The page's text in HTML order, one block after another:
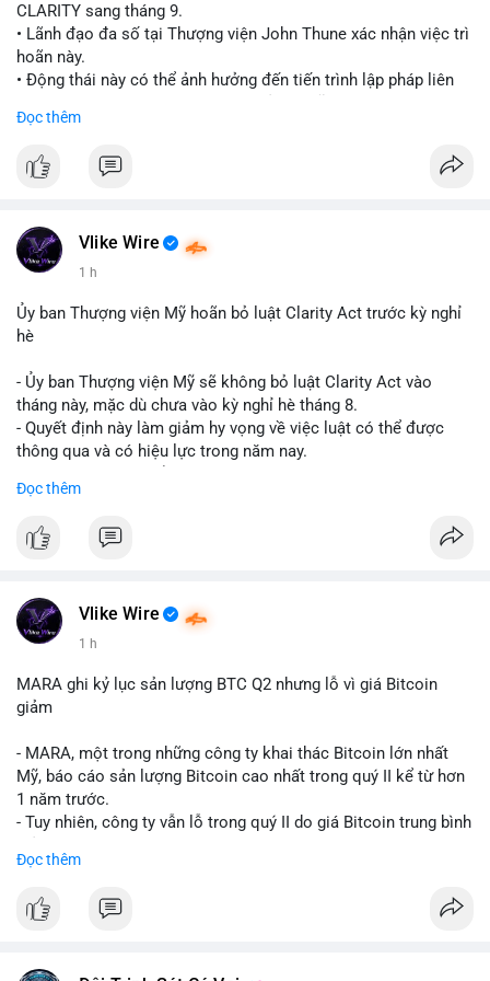
CLARITY sang tháng 9.
• Lãnh đạo đa số tại Thượng viện John Thune xác nhận việc trì
hoãn này.
• Động thái này có thể ảnh hưởng đến tiến trình lập pháp liên
📰 Nguồn: Cointelegraph
Đọc thêm
Vlike Wire
1 h
Ủy ban Thượng viện Mỹ hoãn bỏ luật Clarity Act trước kỳ nghỉ
hè
- Ủy ban Thượng viện Mỹ sẽ không bỏ luật Clarity Act vào
tháng này, mặc dù chưa vào kỳ nghỉ hè tháng 8.
- Quyết định này làm giảm hy vọng về việc luật có thể được
thông qua và có hiệu lực trong năm nay.
mục chứng chỉ cho tài sản số tại Mỹ.
và phát triển thị trường crypto tại Mỹ.
#vlikevn #titanbot
📰 Nguồn: CoinDesk
Đọc thêm
Vlike Wire
1 h
MARA ghi kỷ lục sản lượng BTC Q2 nhưng lỗ vì giá Bitcoin
giảm
- MARA, một trong những công ty khai thác Bitcoin lớn nhất
Mỹ, báo cáo sản lượng Bitcoin cao nhất trong quý II kể từ hơn
1 năm trước.
- Tuy nhiên, công ty vẫn lỗ trong quý II do giá Bitcoin trung bình
- Sự tăng sản lượng không đủ bù đắp cho sự suy giảm giá trị
Đọc thêm